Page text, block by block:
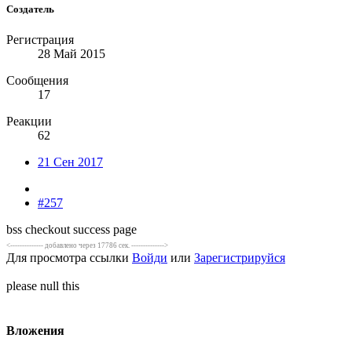
Создатель
Регистрация
28 Май 2015
Сообщения
17
Реакции
62
21 Сен 2017
#257
bss checkout success page
<-------------- добавлено через 17786 сек. -------------->
Для просмотра ссылки Войди или Зарегистрируйся
please null this
Вложения